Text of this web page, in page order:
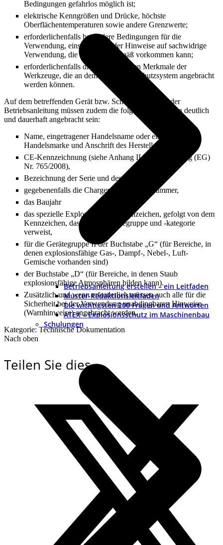
Betriebsanleitung erstellen – ein Leitfaden
Muster-Redaktionsleitfaden
Die wichtigsten 200 Fragen und Antworten
ATEX – Explosionsschutz im Maschinenbau
Schulungen
Bedingungen gefahrlos möglich ist;
elektrische Kenngrößen und Drücke, höchste
Oberflächentemperaturen sowie andere Grenzwerte;
erforderlichenfalls besondere Bedingungen für die
Verwendung, einschließlich der Hinweise auf sachwidrige
Verwendung, die erfahrungsgemäß vorkommen kann;
erforderlichenfalls die grundlegenden Merkmale der
Werkzeuge, die an dem Gerät oder Schutzsystem angebracht
werden können.
Auf dem betreffenden Gerät bzw. Schutzsystem und der
Betriebsanleitung müssen zudem die folgenden Angaben deutlich
und dauerhaft angebracht sein:
Name, eingetragener Handelsname oder eingetragene
Handelsmarke und Anschrift des Herstellers,
CE-Kennzeichnung (siehe Anhang II der Verordnung (EG)
Nr. 765/2008),
Bezeichnung der Serie und des Typs,
gegebenenfalls die Chargen- oder Seriennummer,
das Baujahr
das spezielle Explosionsschutzkennzeichen, gefolgt von dem
Kennzeichen, das auf die Gerätegruppe und -kategorie
verweist,
für die Gerätegruppe II der Buchstabe „G“ (für Bereiche, in
denen explosionsfähige Gas-, Dampf-, Nebel-, Luft-
Gemische vorhanden sind)
der Buchstabe „D“ (für Bereiche, in denen Staub
explosionsfähige Atmosphären bilden kann).
Zusätzlich und wenn erforderlich müssen auch alle für die
Sicherheit bei der Verwendung unabdingbaren Hinweise
(Warnhinweise) angebracht werden.
Kategorie: Technische Dokumentation
Nach oben
Teilen Sie dies